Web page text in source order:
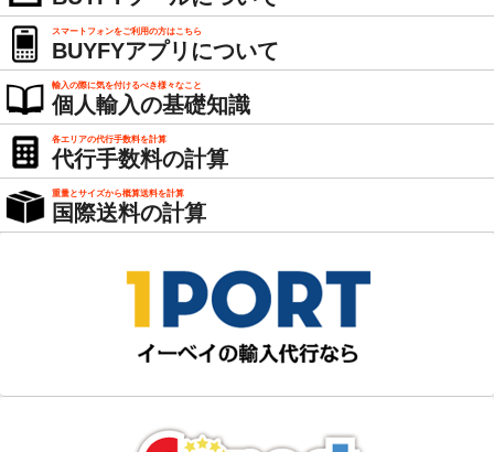
スマートフォンをご利用の方はこちら
BUYFYアプリについて
輸入の際に気を付けるべき様々なこと
個人輸入の基礎知識
各エリアの代行手数料を計算
代行手数料の計算
重量とサイズから概算送料を計算
国際送料の計算